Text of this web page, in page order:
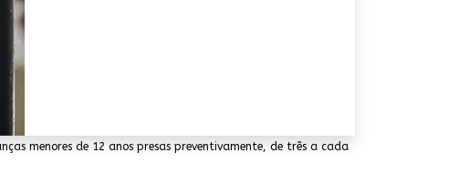
menores de 12 anos presas preventivamente, de três a cada